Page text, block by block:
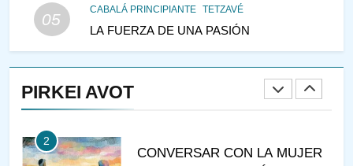
05
CABALÁ PRINCIPIANTE TETZAVÉ
LA FUERZA DE UNA PASIÓN
PIRKEI AVOT
2
CONVERSAR CON LA MUJER
A LA LUZ DEL JUDAÍSMO
AMOR, PAREJA Y MATRIMONIO
3